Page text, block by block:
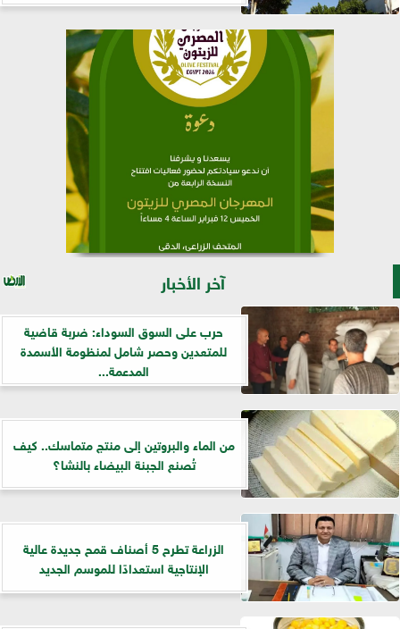
آخر الأخبار
حرب على السوق السوداء: ضربة قاضية
للمتعدين وحصر شامل لمنظومة الأسمدة
المدعمة...
من الماء والبروتين إلى منتج متماسك.. كيف
تُصنع الجبنة البيضاء بالنشا؟
الزراعة تطرح 5 أصناف قمح جديدة عالية
الإنتاجية استعدادًا للموسم الجديد